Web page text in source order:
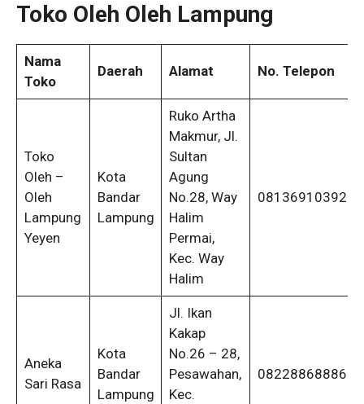
Toko Oleh Oleh Lampung
Nama
Toko
Daerah Alamat No. Telepon
Toko
Oleh –
Oleh
Lampung
Yeyen
Kota
Bandar
Lampung
Ruko Artha
Makmur, Jl.
Sultan
Agung
No.28, Way
Halim
Permai,
Kec. Way
Halim
081369103927
Aneka
Sari Rasa
Kota
Bandar
Lampung
Jl. Ikan
Kakap
No.26 – 28,
Pesawahan,
Kec.
082288688868